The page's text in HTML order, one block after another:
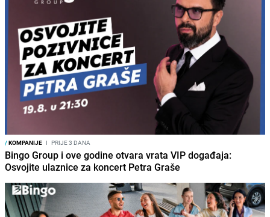
/KOMPANIJE I PRIJE 3 DANA
Bingo Group i ove godine otvara vrata VIP događaja:
Osvojite ulaznice za koncert Petra Graše